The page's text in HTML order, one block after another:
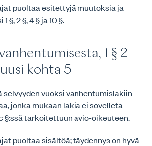
puoltaa esitettyjä muutoksia ja
§, 2 §, 4 § ja 10 §.
1 § 2
kohta 5
selvyyden vuoksi vanhentumislakiin
jonka mukaan lakia ei sovelleta
§:ssä tarkoitettuun avio-oikeuteen.
puoltaa sisältöä; täydennys on hyvä